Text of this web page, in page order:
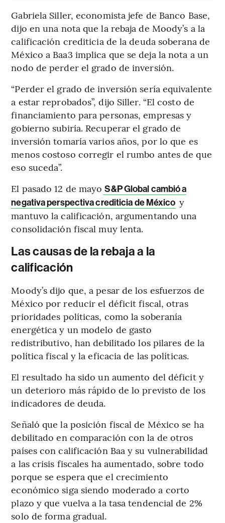
Gabriela Siller, economista jefe de Banco Base,
dijo en una nota que la rebaja de Moody’s a la
calificación crediticia de la deuda soberana de
México a Baa3 implica que se deja la nota a un
nodo de perder el grado de inversión.
“Perder el grado de inversión sería equivalente
a estar reprobados”, dijo Siller. “El costo de
financiamiento para personas, empresas y
gobierno subiría. Recuperar el grado de
inversión tomaría varios años, por lo que es
menos costoso corregir el rumbo antes de que
eso suceda”.
El pasado 12 de mayo S&P Global cambió a
negativa perspectiva crediticia de México y
mantuvo la calificación, argumentando una
consolidación fiscal muy lenta.
Las causas de la rebaja a la
calificación
Moody’s dijo que, a pesar de los esfuerzos de
México por reducir el déficit fiscal, otras
prioridades políticas, como la soberanía
energética y un modelo de gasto
redistributivo, han debilitado los pilares de la
política fiscal y la eficacia de las políticas.
El resultado ha sido un aumento del déficit y
un deterioro más rápido de lo previsto de los
indicadores de deuda.
Señaló que la posición fiscal de México se ha
debilitado en comparación con la de otros
países con calificación Baa y su vulnerabilidad
a las crisis fiscales ha aumentado, sobre todo
porque se espera que el crecimiento
económico siga siendo moderado a corto
plazo y que vuelva a la tasa tendencial de 2%
solo de forma gradual.